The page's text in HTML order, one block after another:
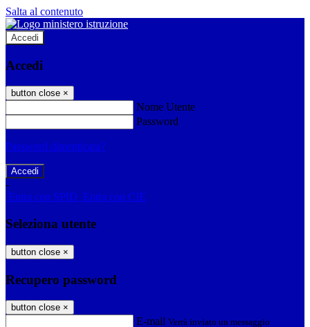
Salta al contenuto
Accedi
Accedi
button close ×
Nome Utente
Password
Password dimenticata?
-
Entra con SPID Entra con CIE
Seleziona utente
button close ×
Recupero password
button close ×
E-mail Verrà inviato un messaggio